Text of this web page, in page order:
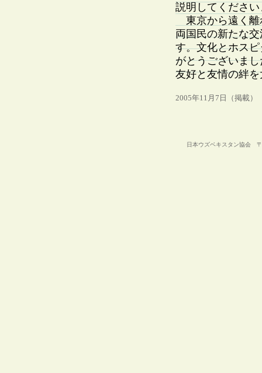
説明してくださ
東京から遠く離
両国民の新たな
す。文化とホス
がとうございま
友好と友情の絆
2005年11月7日（掲載）
日本ウズベキスタン協会